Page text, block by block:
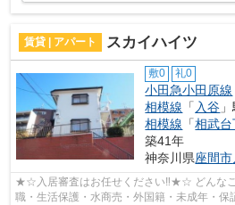
賃貸 | アパート スカイハイツ
敷0 礼0
小田急小田原線
相模線 「 入谷
相模線 「相武台
築41年
神奈川県座間市
★☆入居審査はお任せください‼★☆ どんな
職・生活保護・水商売・外国籍・未成年・保